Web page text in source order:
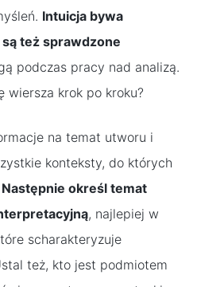
Intuicja bywa
też sprawdzone
podczas pracy nad analizą.
wiersza krok po kroku?
na temat utworu i
konteksty, do których
Następnie określ temat
, najlepiej w
scharakteryzuje
też, kto jest podmiotem